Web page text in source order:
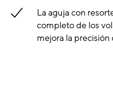
La aguja con
completo de los
mejora la